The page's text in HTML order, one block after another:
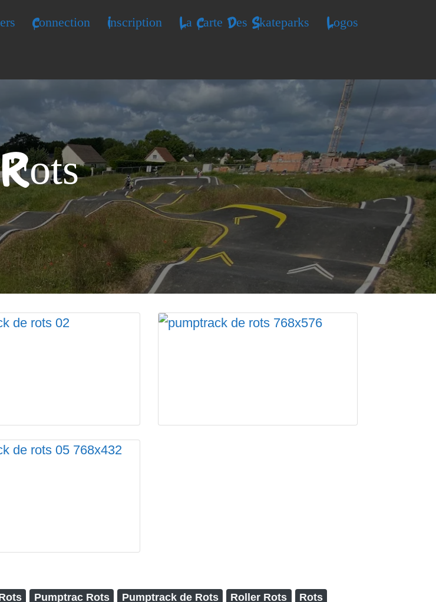
Connection Inscription La Carte Des Skateparks Logos
Rots
Pumptrac Rots Pumptrack de Rots Roller Rots
Rots